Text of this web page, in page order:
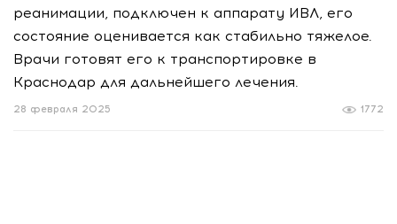
реанимации, подключен к аппарату ИВЛ, его
состояние оценивается как стабильно тяжелое.
Врачи готовят его к транспортировке в
Краснодар для дальнейшего лечения.
1772
28 февраля 2025